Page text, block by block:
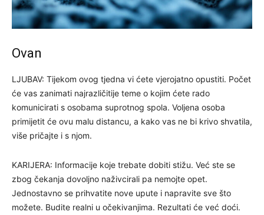
Ovan
LJUBAV: Tijekom ovog tjedna vi ćete vjerojatno opustiti. Počet
će vas zanimati najrazličitije teme o kojim ćete rado
komunicirati s osobama suprotnog spola. Voljena osoba
primijetit će ovu malu distancu, a kako vas ne bi krivo shvatila,
više pričajte i s njom.
KARIJERA: Informacije koje trebate dobiti stižu. Već ste se
zbog čekanja dovoljno naživcirali pa nemojte opet.
Jednostavno se prihvatite nove upute i napravite sve što
možete. Budite realni u očekivanjima. Rezultati će već doći.